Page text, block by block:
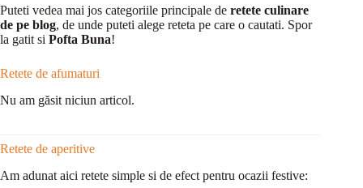
Puteti vedea mai jos categoriile principale de retete culinare
de pe blog, de unde puteti alege reteta pe care o cautati. Spor
la gatit si Pofta Buna!
Retete de afumaturi
Nu am găsit niciun articol.
Retete de aperitive
Am adunat aici retete simple si de efect pentru ocazii festive: